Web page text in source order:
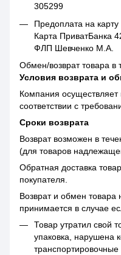
305299
Предоплата на карту
Карта ПриватБанка
ФЛП Шевченко М.А.
Обмен/возврат товара в
Условия возврата и
Компания осуществляет
соответствии с
Сроки возврата
Возврат возможен в
(для товаров
Обратная доставка
покупателя.
Возврат и обмен товара
принимается в случае
Товар утратил свой
упаковка, нарушена